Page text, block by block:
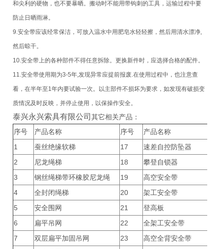
和尖利的硬物，也不要暴晒。搬动时不能用带钩刺的工具，运输过程中要
防止日晒雨淋。
9.安全带应该经常保洁，可放入温水中用肥皂水轻轻擦，然后用清水漂净,
然后晾干。
10.安全带上的各种部件不得任意拆除。更换新件时，应选择合格的配件。
11.安全带使用期为3-5年,发现异常应提前报废.在使用过程中，也注意查
看，在半年至1年内要试验一次。以主部件不损坏为要求，如发现有破损变
质情况及时反映，并停止使用，以保操作安全。
泰兴永兴索具有限公司其它相关产品：
序号
产品名称 序号
产品名称
1
蚕丝绝缘软梯 17
速差自控防坠器
2
尼龙绳梯 18
攀登自锁器
3
钢丝绳梯带环橡胶尼龙绳 19
高空安全带
4
全封闭绳梯 20
架工安全带
5
安全围网 21
登高板
6
扁平吊网 22
全架工安全带
7
双层扁平加固吊网 23
高空全背安全带